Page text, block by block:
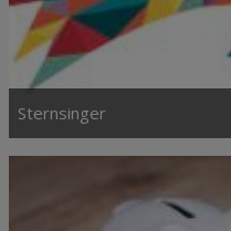
Sternsinger